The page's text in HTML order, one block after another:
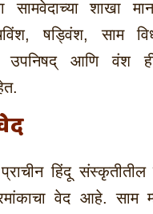
सामवेदाच्या शाखा
षड्विंश, साम
उपनिषद् आणि वंश
हिंदू संस्कृतीतील
वेद आहे. साम